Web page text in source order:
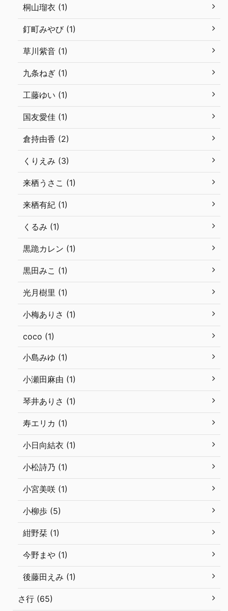
桐山瑠衣 (1)
釘町みやび (1)
草川紫音 (1)
九条ねぎ (1)
工藤ゆい (1)
国友愛佳 (1)
倉持由香 (2)
くりえみ (3)
来栖うさこ (1)
来栖有紀 (1)
くるみ (1)
黒跪カレン (1)
黒田みこ (1)
光月樹里 (1)
小梅ありさ (1)
coco (1)
小島みゆ (1)
小瀬田麻由 (1)
琴井ありさ (1)
寿エリカ (1)
小日向結衣 (1)
小松詩乃 (1)
小宮美咲 (1)
小柳歩 (5)
紺野栞 (1)
今野まや (1)
後藤田えみ (1)
さ行 (65)